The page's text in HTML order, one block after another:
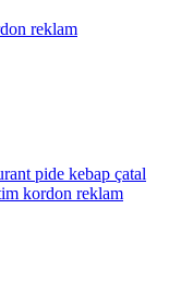
reklam
pide kebap çatal
kordon reklam